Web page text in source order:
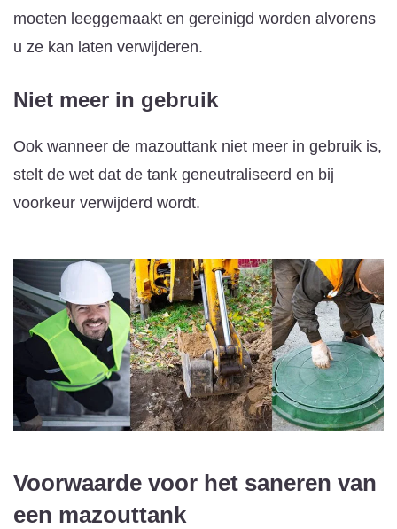
moeten leeggemaakt en gereinigd worden alvorens
u ze kan laten verwijderen.
Niet meer in gebruik
Ook wanneer de mazouttank niet meer in gebruik is,
stelt de wet dat de tank geneutraliseerd en bij
voorkeur verwijderd wordt.
Voorwaarde voor het saneren van
een mazouttank